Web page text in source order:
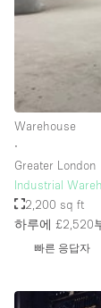
Raw
Stock
Street
Terrace
Warehouse
∙
Greater London
Industrial
2,200 sq ft
하루에 £2,520
빠른 응답자